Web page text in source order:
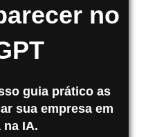
no
guia prático as
sua empresa em
na IA.
semana um
busca que dá a